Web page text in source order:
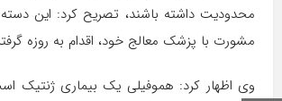
محدودیت داشته باشند، تصریح کرد: این دسته
مشورت با پزشک معالج خود، اقدام به روزه
وی اظهار کرد: هموفیلی یک بیماری ژنتیک